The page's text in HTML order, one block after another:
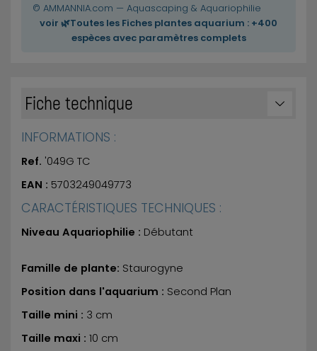
© AMMANNIA.com — Aquascaping & Aquariophilie
voir 🌿Toutes les Fiches plantes aquarium : +400
espèces avec paramètres complets
Fiche technique
INFORMATIONS :
Ref. '049G TC
EAN : 5703249049773
CARACTÉRISTIQUES TECHNIQUES :
Niveau Aquariophilie : Débutant
Famille de plante: Staurogyne
Position dans l'aquarium : Second Plan
Taille mini : 3 cm
Taille maxi : 10 cm